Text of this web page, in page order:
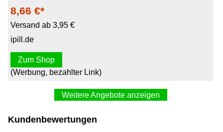
8,66 €*
Versand ab 3,95 €
ipill.de
Zum Shop
(Werbung, bezahlter Link)
Weitere Angebote anzeigen
Kundenbewertungen